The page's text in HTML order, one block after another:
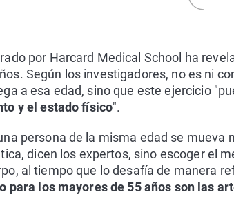
por Harcard Medical School ha
Según los investigadores, no es ni
a esa edad, sino que este ejercicio
y el estado físico".
persona de la misma edad se
dicen los expertos, sino escoger el
al tiempo que lo desafía de manera
para los mayores de 55 años son las